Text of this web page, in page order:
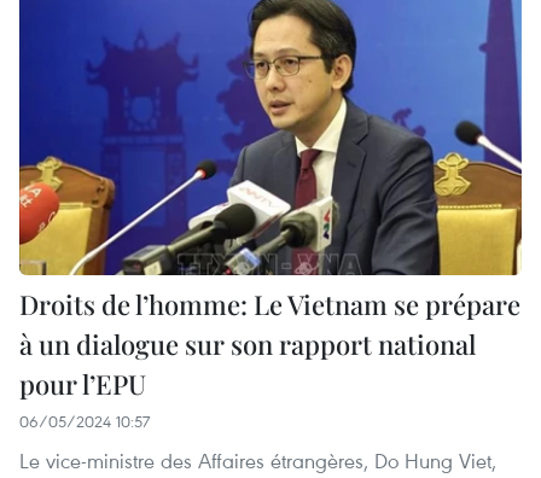
Droits de l’homme: Le Vietnam se prépare
à un dialogue sur son rapport national
pour l’EPU
06/05/2024 10:57
Le vice-ministre des Affaires étrangères, Do Hung Viet,